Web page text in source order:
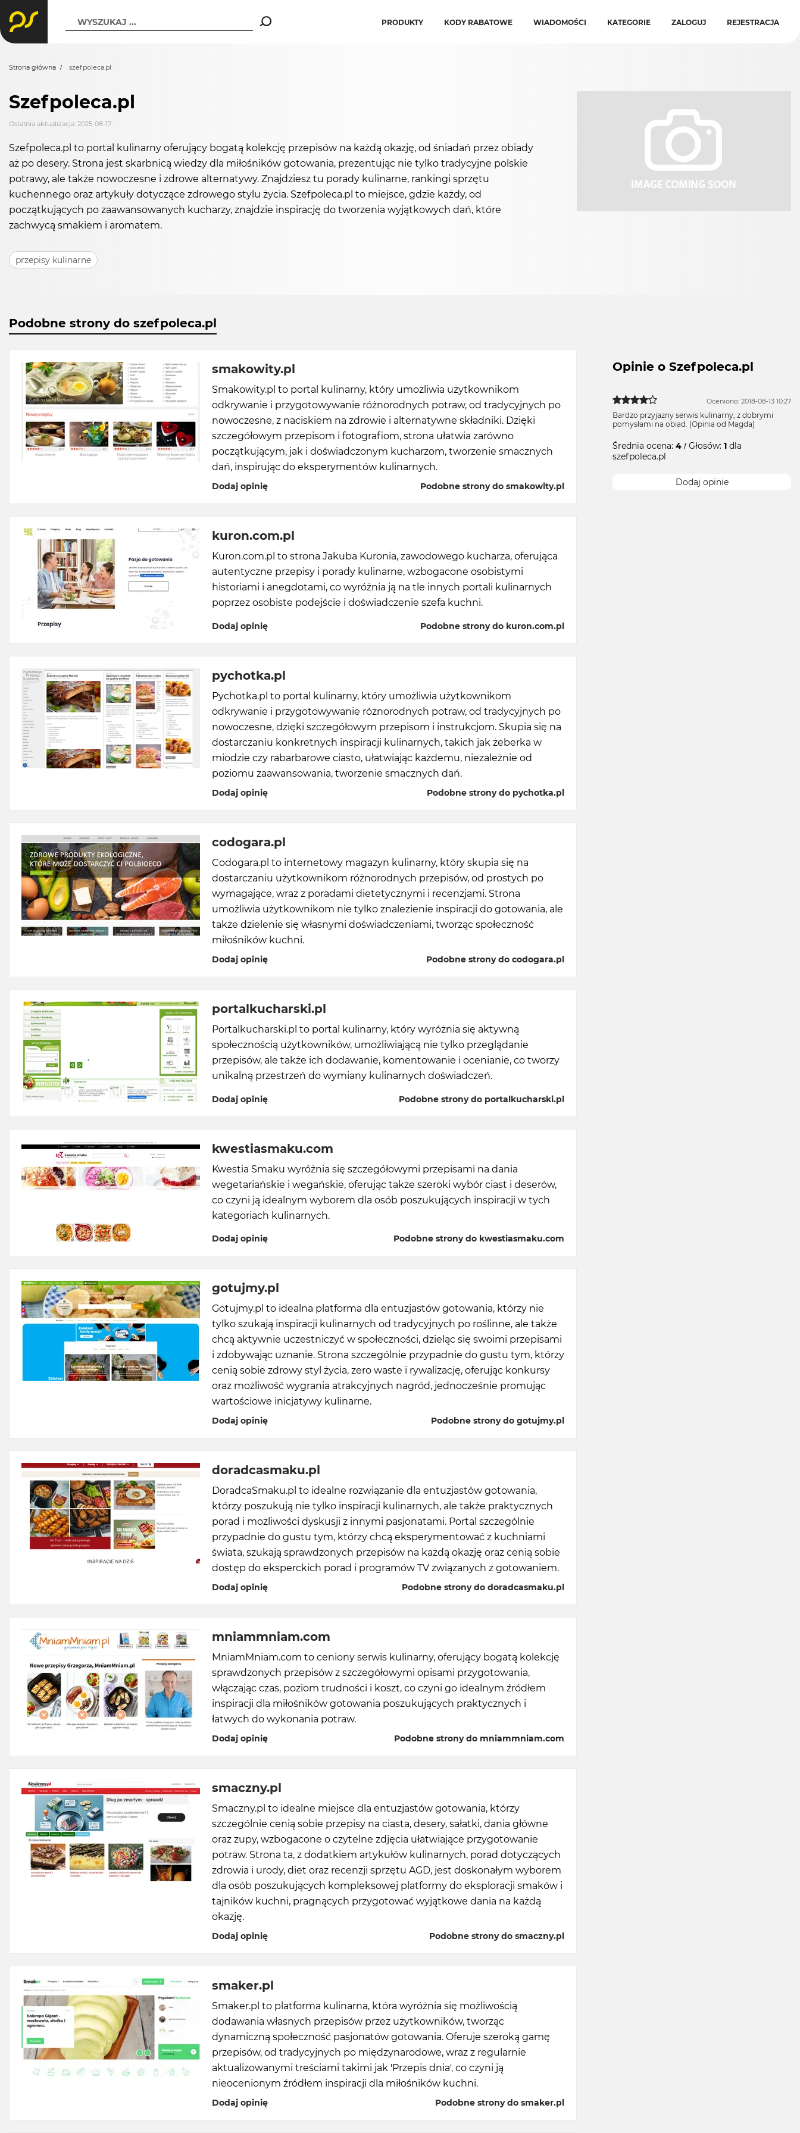
WYSZUKAJ ... PRODUKTY KODY RABATOWE WIADOMOŚCI KATEGORIE ZALOGUJ REJESTRACJA
Strona główna szefpoleca.pl
Szefpoleca.pl
Ostatnia aktualizacja: 2025-08-17
Szefpoleca.pl to portal kulinarny oferujący bogatą kolekcję przepisów na każdą okazję, od śniadań przez obiady
aż po desery. Strona jest skarbnicą wiedzy dla miłośników gotowania, prezentując nie tylko tradycyjne polskie
potrawy, ale także nowoczesne i zdrowe alternatywy. Znajdziesz tu porady kulinarne, rankingi sprzętu
kuchennego oraz artykuły dotyczące zdrowego stylu życia. Szefpoleca.pl to miejsce, gdzie każdy, od
początkujących po zaawansowanych kucharzy, znajdzie inspirację do tworzenia wyjątkowych dań, które
zachwycą smakiem i aromatem.
przepisy kulinarne
Podobne strony do szefpoleca.pl
smakowity.pl
Smakowity.pl to portal kulinarny, który umożliwia użytkownikom
odkrywanie i przygotowywanie różnorodnych potraw, od tradycyjnych po
nowoczesne, z naciskiem na zdrowie i alternatywne składniki. Dzięki
szczegółowym przepisom i fotografiom, strona ułatwia zarówno
początkującym, jak i doświadczonym kucharzom, tworzenie smacznych
dań, inspirując do eksperymentów kulinarnych.
Dodaj opinię Podobne strony do smakowity.pl
kuron.com.pl
Kuron.com.pl to strona Jakuba Kuronia, zawodowego kucharza, oferująca
autentyczne przepisy i porady kulinarne, wzbogacone osobistymi
historiami i anegdotami, co wyróżnia ją na tle innych portali kulinarnych
poprzez osobiste podejście i doświadczenie szefa kuchni.
Dodaj opinię Podobne strony do kuron.com.pl
pychotka.pl
Pychotka.pl to portal kulinarny, który umożliwia użytkownikom
odkrywanie i przygotowywanie różnorodnych potraw, od tradycyjnych po
nowoczesne, dzięki szczegółowym przepisom i instrukcjom. Skupia się na
dostarczaniu konkretnych inspiracji kulinarnych, takich jak żeberka w
miodzie czy rabarbarowe ciasto, ułatwiając każdemu, niezależnie od
poziomu zaawansowania, tworzenie smacznych dań.
Dodaj opinię Podobne strony do pychotka.pl
codogara.pl
Codogara.pl to internetowy magazyn kulinarny, który skupia się na
dostarczaniu użytkownikom różnorodnych przepisów, od prostych po
wymagające, wraz z poradami dietetycznymi i recenzjami. Strona
umożliwia użytkownikom nie tylko znalezienie inspiracji do gotowania, ale
także dzielenie się własnymi doświadczeniami, tworząc społeczność
miłośników kuchni.
Dodaj opinię Podobne strony do codogara.pl
portalkucharski.pl
Portalkucharski.pl to portal kulinarny, który wyróżnia się aktywną
społecznością użytkowników, umożliwiającą nie tylko przeglądanie
przepisów, ale także ich dodawanie, komentowanie i ocenianie, co tworzy
unikalną przestrzeń do wymiany kulinarnych doświadczeń.
Dodaj opinię Podobne strony do portalkucharski.pl
kwestiasmaku.com
Kwestia Smaku wyróżnia się szczegółowymi przepisami na dania
wegetariańskie i wegańskie, oferując także szeroki wybór ciast i deserów,
co czyni ją idealnym wyborem dla osób poszukujących inspiracji w tych
kategoriach kulinarnych.
Dodaj opinię Podobne strony do kwestiasmaku.com
gotujmy.pl
Gotujmy.pl to idealna platforma dla entuzjastów gotowania, którzy nie
tylko szukają inspiracji kulinarnych od tradycyjnych po roślinne, ale także
chcą aktywnie uczestniczyć w społeczności, dzieląc się swoimi przepisami
i zdobywając uznanie. Strona szczególnie przypadnie do gustu tym, którzy
cenią sobie zdrowy styl życia, zero waste i rywalizację, oferując konkursy
oraz możliwość wygrania atrakcyjnych nagród, jednocześnie promując
wartościowe inicjatywy kulinarne.
Dodaj opinię Podobne strony do gotujmy.pl
doradcasmaku.pl
DoradcaSmaku.pl to idealne rozwiązanie dla entuzjastów gotowania,
którzy poszukują nie tylko inspiracji kulinarnych, ale także praktycznych
porad i możliwości dyskusji z innymi pasjonatami. Portal szczególnie
przypadnie do gustu tym, którzy chcą eksperymentować z kuchniami
świata, szukają sprawdzonych przepisów na każdą okazję oraz cenią sobie
dostęp do eksperckich porad i programów TV związanych z gotowaniem.
Dodaj opinię Podobne strony do doradcasmaku.pl
mniammniam.com
MniamMniam.com to ceniony serwis kulinarny, oferujący bogatą kolekcję
sprawdzonych przepisów z szczegółowymi opisami przygotowania,
włączając czas, poziom trudności i koszt, co czyni go idealnym źródłem
inspiracji dla miłośników gotowania poszukujących praktycznych i
łatwych do wykonania potraw.
Dodaj opinię Podobne strony do mniammniam.com
smaczny.pl
Smaczny.pl to idealne miejsce dla entuzjastów gotowania, którzy
szczególnie cenią sobie przepisy na ciasta, desery, sałatki, dania główne
oraz zupy, wzbogacone o czytelne zdjęcia ułatwiające przygotowanie
potraw. Strona ta, z dodatkiem artykułów kulinarnych, porad dotyczących
zdrowia i urody, diet oraz recenzji sprzętu AGD, jest doskonałym wyborem
dla osób poszukujących kompleksowej platformy do eksploracji smaków i
tajników kuchni, pragnących przygotować wyjątkowe dania na każdą
okazję.
Dodaj opinię Podobne strony do smaczny.pl
smaker.pl
Smaker.pl to platforma kulinarna, która wyróżnia się możliwością
dodawania własnych przepisów przez użytkowników, tworząc
dynamiczną społeczność pasjonatów gotowania. Oferuje szeroką gamę
przepisów, od tradycyjnych po międzynarodowe, wraz z regularnie
aktualizowanymi treściami takimi jak 'Przepis dnia', co czyni ją
nieocenionym źródłem inspiracji dla miłośników kuchni.
Dodaj opinię Podobne strony do smaker.pl
Opinie o Szefpoleca.pl
Oceniono: 2018-08-13 10:27
Bardzo przyjazny serwis kulinarny, z dobrymi
pomysłami na obiad. (Opinia od Magda)
Średnia ocena: 4 / Głosów: 1 dla
szefpoleca.pl
Dodaj opinie